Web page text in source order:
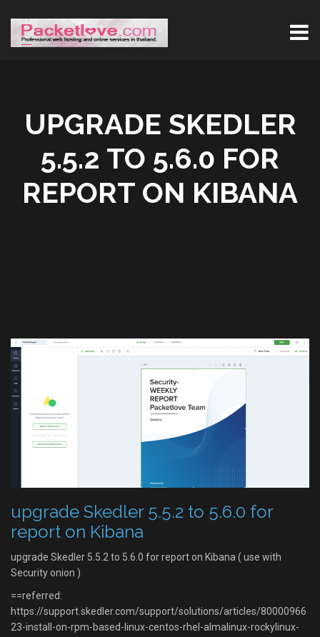
UPGRADE SKEDLER
5.5.2 TO 5.6.0 FOR
REPORT ON KIBANA
upgrade Skedler 5.5.2 to 5.6.0 for
report on Kibana
upgrade Skedler 5.5.2 to 5.6.0 for report on Kibana ( use with
Security onion )
==referred:
https://support.skedler.com/support/solutions/articles/80000966
23-install-on-rpm-based-linux-centos-rhel-almalinux-rockylinux-